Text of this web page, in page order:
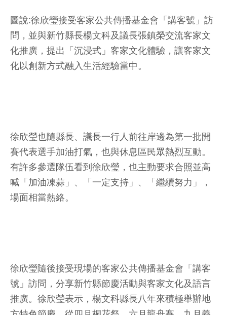
圖說:徐欣瑩接受客家公共傳播基金會「講客號」訪
問，並與新竹縣長楊文科及議長張鎮榮交流客家文
化推廣，提出「沉浸式」客家文化體驗，讓客家文
化以創新方式融入生活經驗當中。
徐欣瑩也隨縣長、議長一行人前往岸邊為第一批開
賽代表選手加油打氣，也與休息區民眾熱烈互動。
有許多參選隊伍看到徐欣瑩，也主動要求合照並高
喊「加油凍蒜」、「一定支持」、「繼續努力」，
場面相當熱絡。
徐欣瑩隨後接受現場的客家公共傳播基金會「講客
號」訪問，分享新竹縣節慶活動與客家文化及語言
推廣。徐欣瑩表示，楊文科縣長八年來積極舉辦地